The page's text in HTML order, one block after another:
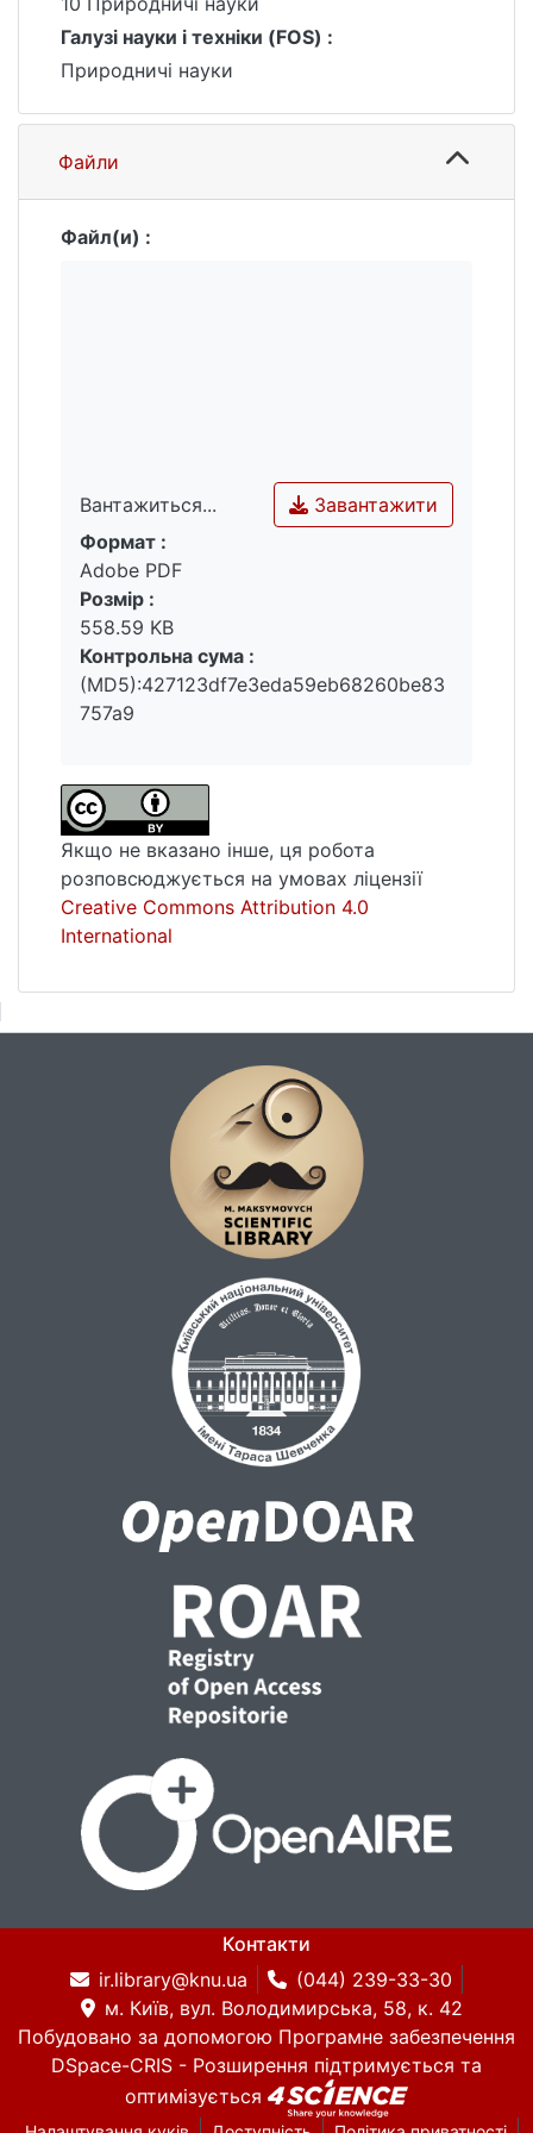
умов осадкоутворення. Пропонована
модель представляє собою основу для
відтворення більш ємної моделі процесу
формування донних відкладів.
Галузі науки і техніки (FOS) :
Природничі науки
Файли
Файл(и) :
Вантажиться...
Вантажиться...
Завантажити
Формат :
Adobe PDF
Розмір :
558.59 KB
Контрольна сума :
(MD5):427123df7e3eda59eb68260be83
757a9
Якщо не вказано інше, ця робота
розповсюджується на умовах ліцензії
Creative Commons Attribution 4.0
International
Контакти
ir.library@knu.ua
(044) 239-33-30
м. Київ, вул. Володимирська, 58, к. 42
Побудовано за допомогою Програмне забезпечення
DSpace-CRIS - Розширення підтримується та
оптимізується